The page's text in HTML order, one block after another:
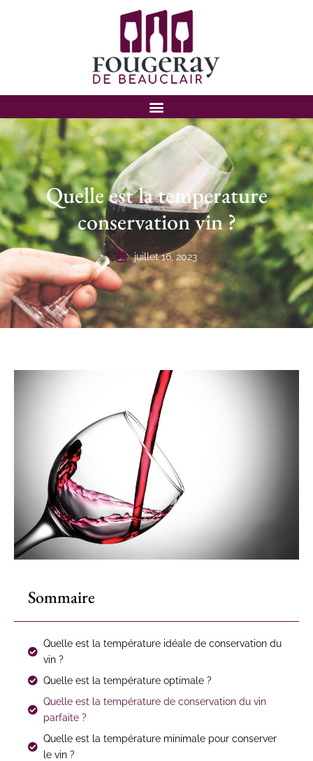
Quelle est la temperature
conservation vin ?
juillet 16, 2023
Sommaire
Quelle est la température idéale de conservation du
vin ?
Quelle est la température optimale ?
Quelle est la température de conservation du vin
parfaite ?
Quelle est la température minimale pour conserver
le vin ?